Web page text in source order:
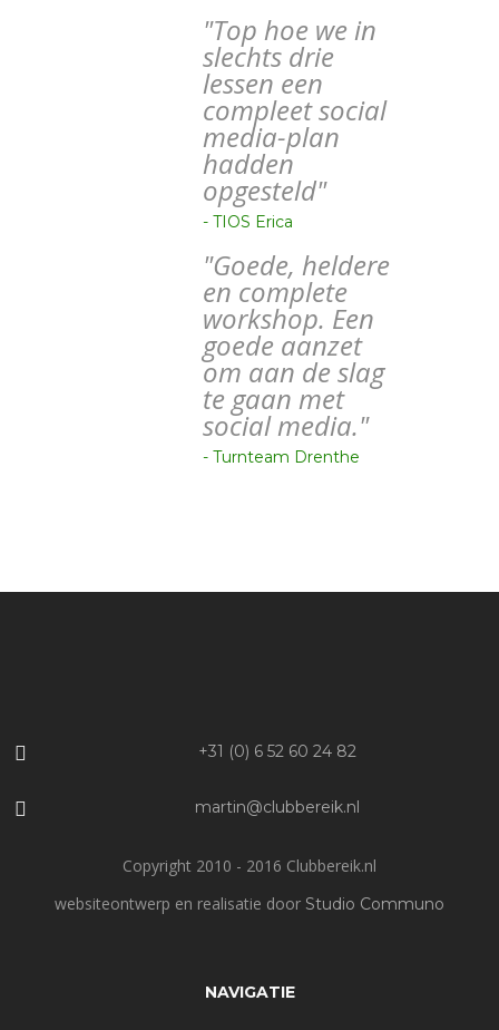
"Top hoe we in
slechts drie
lessen een
compleet social
media-plan
hadden
opgesteld"
- TIOS Erica
"Goede, heldere
en complete
workshop. Een
goede aanzet
om aan de slag
te gaan met
social media."
- Turnteam Drenthe
+31 (0) 6 52 60 24 82
martin@clubbereik.nl
Copyright 2010 - 2016 Clubbereik.nl
websiteontwerp en realisatie door Studio Communo
NAVIGATIE